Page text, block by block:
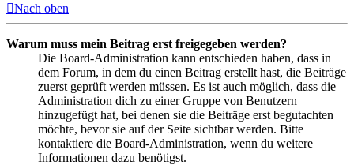
Nach oben
Warum muss mein Beitrag erst freigegeben werden?
Die Board-Administration kann entschieden haben, dass in
dem Forum, in dem du einen Beitrag erstellt hast, die Beiträge
zuerst geprüft werden müssen. Es ist auch möglich, dass die
Administration dich zu einer Gruppe von Benutzern
hinzugefügt hat, bei denen sie die Beiträge erst begutachten
möchte, bevor sie auf der Seite sichtbar werden. Bitte
kontaktiere die Board-Administration, wenn du weitere
Informationen dazu benötigst.